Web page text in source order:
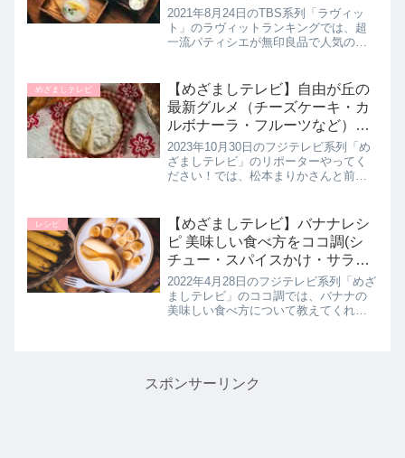
考案！ラビットランキング
2021年8月24日のTBS系列「ラヴィッ
ト」のラヴィットランキングでは、超
一流パティシエが無印良品で人気の不
しく紹介します。さらにパティシエが
考案したアレンジレシピも一緒...
めざましテレビ
【めざましテレビ】自由が丘の
最新グルメ（チーズケーキ・カ
ルボナーラ・フルーツなど）リ
ポーターやってください｜10月
30日
2023年10月30日のフジテレビ系列「め
ざましテレビ」のリポーターやってく
ださい！では、松本まりかさんと前田
しく紹介します。>>めざましテレビ記
事一覧はこちら※随時更新し...
レシピ
【めざましテレビ】バナナレシ
ピ 美味しい食べ方をココ調(シ
チュー・スパイスかけ・サラダ
など)4月28日
2022年4月28日のフジテレビ系列「めざ
ましテレビ」のココ調では、バナナの
美味しい食べ方について教えてくれた
スポンサーリンク